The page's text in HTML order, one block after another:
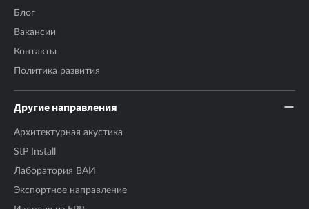
Блог
Вакансии
Контакты
Политика развития
Другие направления
Архитектурная акустика
StP Install
Лаборатория ВАИ
Экспортное направление